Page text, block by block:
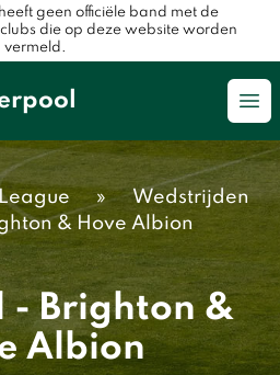
geen officiële band met de
die op deze website worden
vermeld.
»
Wedstrijden
& Hove Albion
- Brighton &
Albion